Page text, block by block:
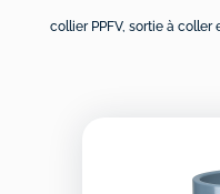
collier PPFV, sortie à coller